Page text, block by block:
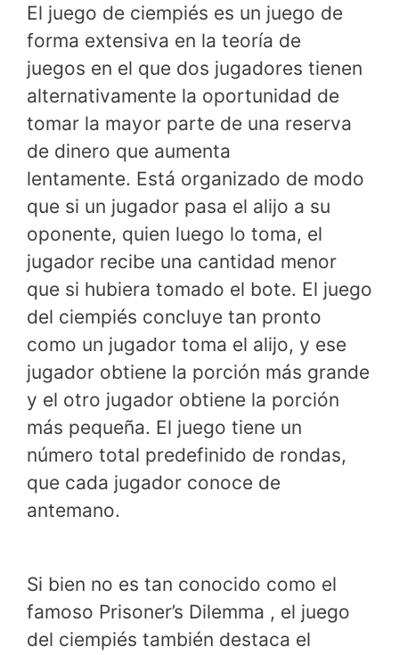
El juego de ciempiés es un juego de
forma extensiva en la teoría de
juegos en el que dos jugadores tienen
alternativamente la oportunidad de
tomar la mayor parte de una reserva
de dinero que aumenta
lentamente. Está organizado de modo
que si un jugador pasa el alijo a su
oponente, quien luego lo toma, el
jugador recibe una cantidad menor
que si hubiera tomado el bote. El juego
del ciempiés concluye tan pronto
como un jugador toma el alijo, y ese
jugador obtiene la porción más grande
y el otro jugador obtiene la porción
más pequeña. El juego tiene un
número total predefinido de rondas,
que cada jugador conoce de
antemano.
Si bien no es tan conocido como el
famoso Prisoner’s Dilemma , el juego
del ciempiés también destaca el